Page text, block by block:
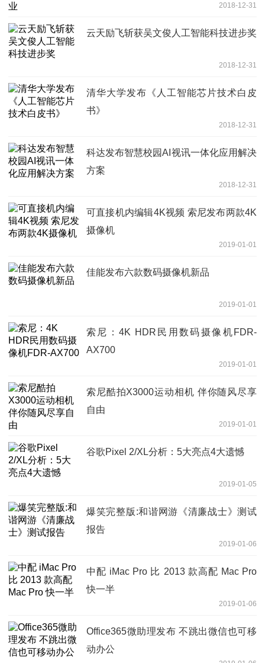
2018-12-31
云天励飞斩获吴文俊人工智能科技进步奖
2018-12-31
清华大学发布《人工智能芯片技术白皮
书》
2018-12-31
科达发布智慧校园AI视讯一体化应用解决
方案
2018-12-31
可直接机内编辑4K视频 索尼发布两款4K
摄像机
2019-01-01
佳能发布六款数码摄像机新品
2019-01-01
索尼：4K HDR民用数码摄像机FDR-
AX700
2019-01-01
索尼酷拍X3000运动相机 伴你随风尽享
自由
2019-01-01
谷歌Pixel 2/XL分析：5大亮点4大遗憾
2019-01-05
爆笑完整版:和谐网游《清廉战士》测试
报告
2019-01-06
中配 iMac Pro 比 2013 款高配 Mac Pro
快一半
2019-01-06
Office365微助理发布 不跳出微信也可移
动办公